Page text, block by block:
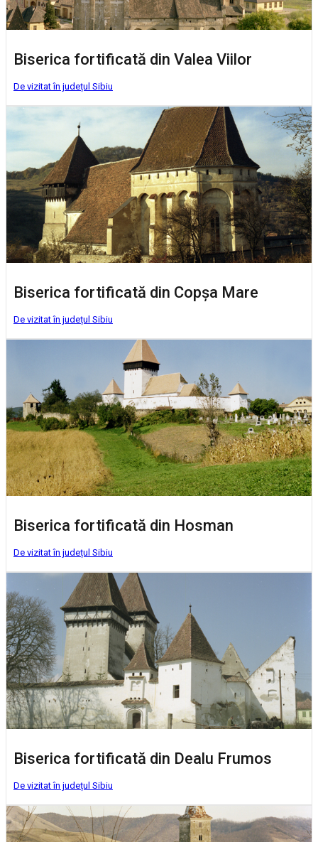
Biserica fortificată din Valea Viilor
De vizitat în județul Sibiu
Biserica fortificată din Copșa Mare
De vizitat în județul Sibiu
Biserica fortificată din Hosman
De vizitat în județul Sibiu
Biserica fortificată din Dealu Frumos
De vizitat în județul Sibiu